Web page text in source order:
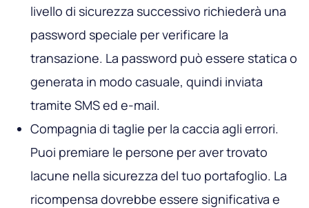
livello di sicurezza successivo richiederà una
password speciale per verificare la
transazione. La password può essere statica o
generata in modo casuale, quindi inviata
tramite SMS ed e-mail.
Compagnia di taglie per la caccia agli errori.
Puoi premiare le persone per aver trovato
lacune nella sicurezza del tuo portafoglio. La
ricompensa dovrebbe essere significativa e